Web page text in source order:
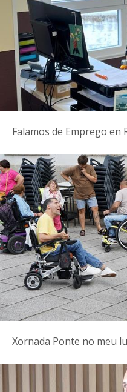
Falamos de Emprego en
Xornada Ponte no meu